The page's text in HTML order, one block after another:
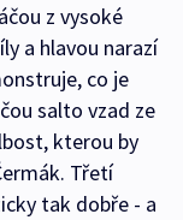
z vysoké
a hlavou narazí
co je
salto vzad ze
kterou by
Třetí
tak dobře - a